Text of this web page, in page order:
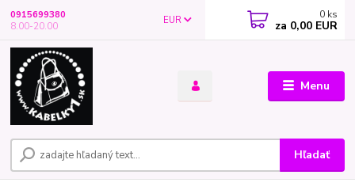
Menu
EUR
Hľadať
0915699380
8.00-20.00
0 ks
za 0,00 EUR